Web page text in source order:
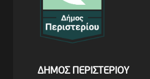
ΔΗΜΟΣ ΠΕΡΙΣΤΕΡΙΟΥ